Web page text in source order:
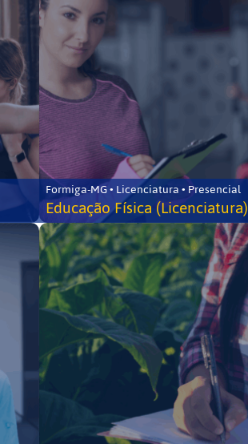
Formiga-MG • Licenciatura • Presencial
Educação Física (Licenciatura)